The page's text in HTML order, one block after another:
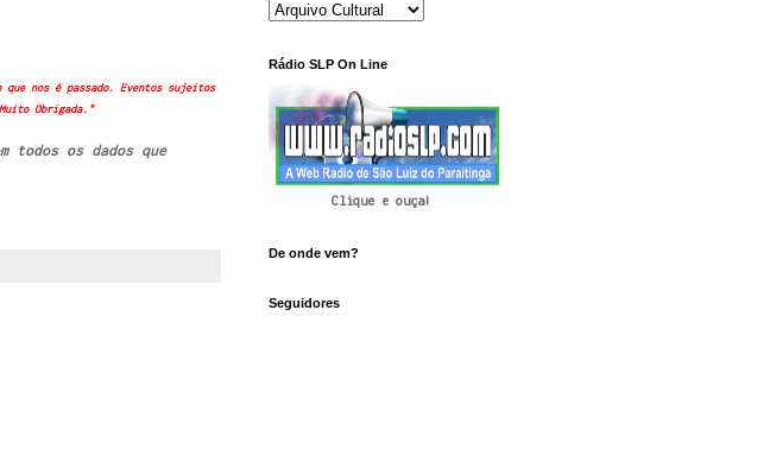
nos é passado. Eventos sujeitos
Obrigada."
todos os dados que
Rádio SLP On Line
Clique e ouça!
De onde vem?
Seguidores